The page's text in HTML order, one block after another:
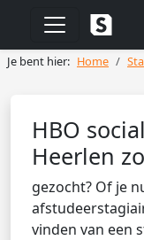
Je bent hier: Home
HBO
Heerlen
gezocht? Of je
vinden van een